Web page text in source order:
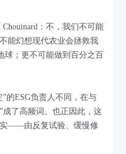
：不，我们不可能
能幻想现代农业会拯救我
球；更不可能做到百分之百
的ESG负责人不同，在与
成了高频词。也正因此，这
——由反复试验、缓慢修